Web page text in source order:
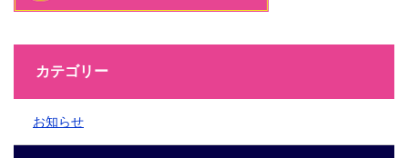
カテゴリー
お知らせ